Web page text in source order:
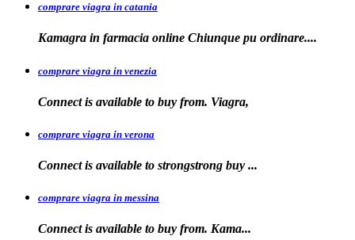
comprare viagra in catania
Kamagra in farmacia online Chiunque pu ordinare....
comprare viagra in venezia
Connect is available to buy from. Viagra,
comprare viagra in verona
Connect is available to strongstrong buy ...
comprare viagra in messina
Connect is available to buy from. Kama...